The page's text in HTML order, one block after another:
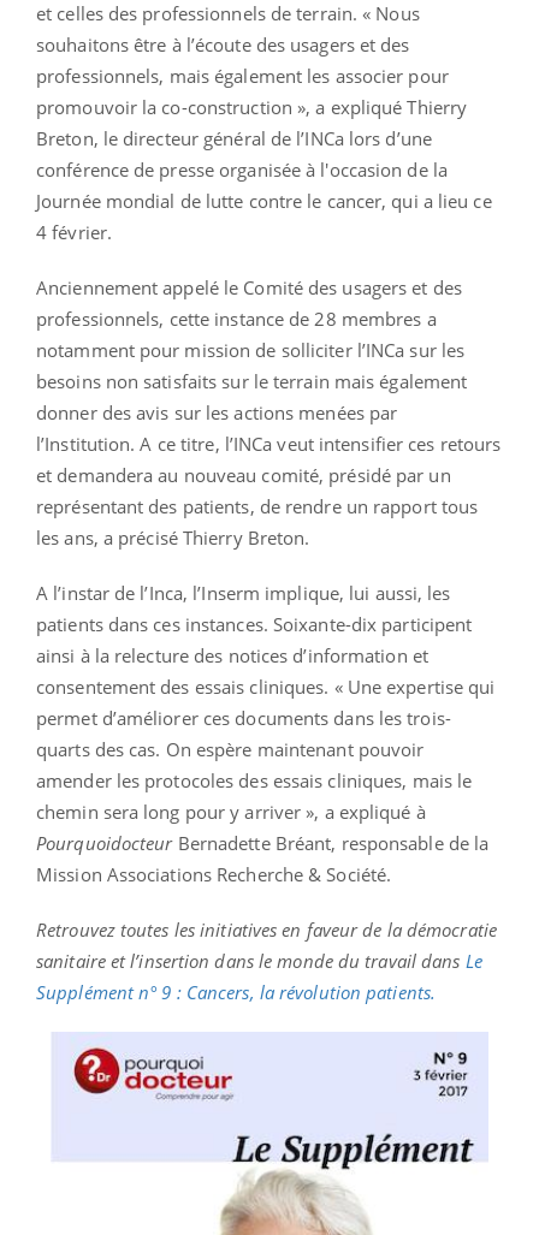
et celles des professionnels de terrain. « Nous
souhaitons être à l’écoute des usagers et des
professionnels, mais également les associer pour
promouvoir la co-construction », a expliqué Thierry
Breton, le directeur général de l’INCa lors d’une
conférence de presse organisée à l'occasion de la
Journée mondial de lutte contre le cancer, qui a lieu ce
4 février.
Anciennement appelé le Comité des usagers et des
professionnels, cette instance de 28 membres a
notamment pour mission de solliciter l’INCa sur les
besoins non satisfaits sur le terrain mais également
donner des avis sur les actions menées par
l’Institution. A ce titre, l’INCa veut intensifier ces retours
et demandera au nouveau comité, présidé par un
représentant des patients, de rendre un rapport tous
les ans, a précisé Thierry Breton.
A l’instar de l’Inca, l’Inserm implique, lui aussi, les
patients dans ces instances. Soixante-dix participent
ainsi à la relecture des notices d’information et
consentement des essais cliniques. « Une expertise qui
permet d’améliorer ces documents dans les trois-
quarts des cas. On espère maintenant pouvoir
amender les protocoles des essais cliniques, mais le
chemin sera long pour y arriver », a expliqué à
PourquoidocteurBernadette Bréant, responsable de la
Mission Associations Recherche & Société.
Retrouvez toutes les initiatives en faveur de la démocratie
sanitaire et l’insertion dans le monde du travail dans Le
Supplément n° 9 : Cancers, la révolution patients.